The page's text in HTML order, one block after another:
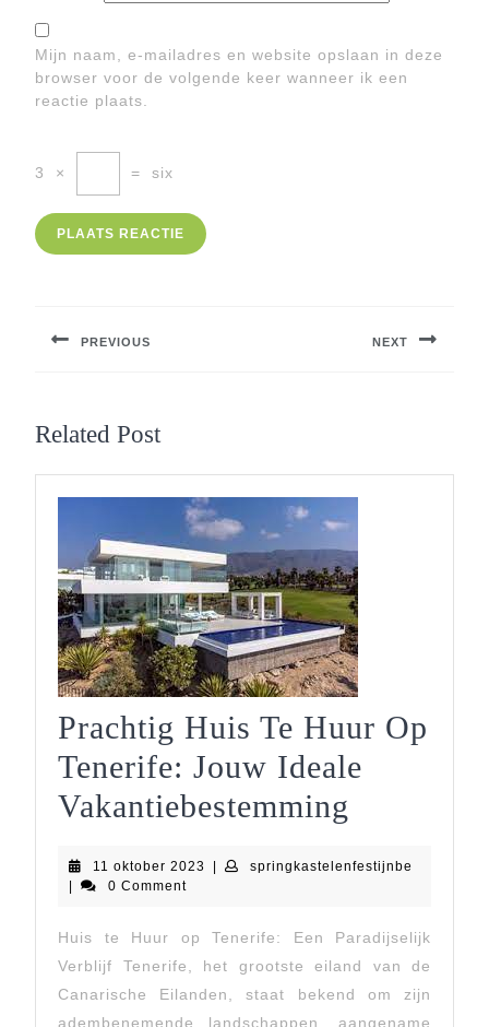
Mijn naam, e-mailadres en website opslaan in deze
browser voor de volgende keer wanneer ik een
reactie plaats.
3 × = six
PREVIOUS NEXT
Related Post
Prachtig Huis Te Huur Op
Tenerife: Jouw Ideale
Vakantiebestemming
Te
Huur
Op
Tenerife:
11 oktober 2023 11| springkastelenfestijnbe
|
0 Comment
Huis te Huur op Tenerife: Een Paradijselijk
Verblijf Tenerife, het grootste eiland van de
Canarische Eilanden, staat bekend om zijn
adembenemende landschappen, aangename